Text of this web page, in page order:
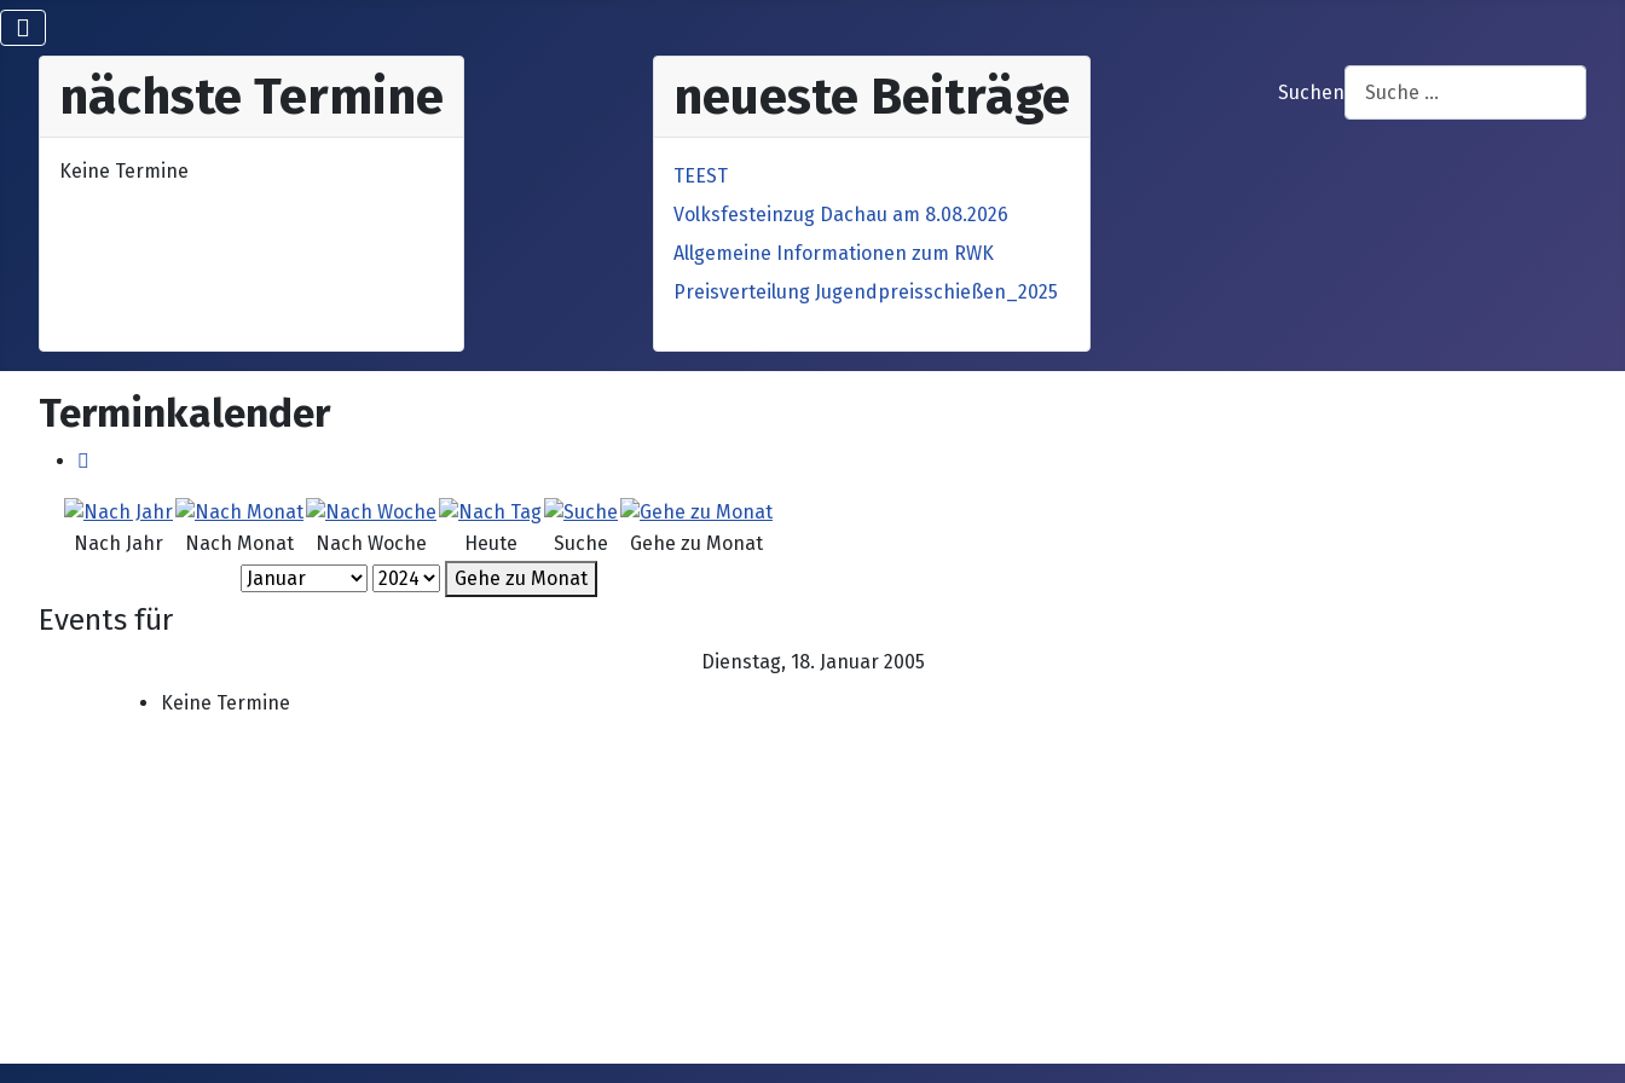
nächste Termine
Keine Termine
neueste Beiträge
TEEST
Volksfesteinzug Dachau am 8.08.2026
Allgemeine Informationen zum RWK
Preisverteilung Jugendpreisschießen_2025
Suchen
Terminkalender
Nach Jahr Nach Monat Nach Woche Heute Suche
Gehe zu Monat
Gehe zu Monat
Events für
Dienstag, 18. Januar 2005
Keine Termine